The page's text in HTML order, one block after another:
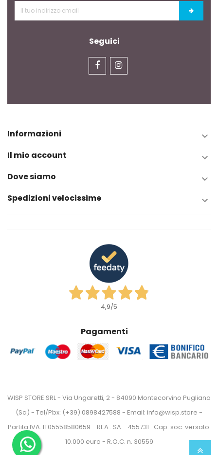
Seguici
Informazioni 
Il mio account 
Dove siamo 
Spedizioni velocissime 
4,9/5
Pagamenti
WISP STORE SRL - Via Ungaretti, 2 - 84090 Montecorvino Pugliano
(Sa) - Tel/Pbx: (+39) 0898427588 - Email: info@wisp.store -
Partita IVA: IT05558580659 - REA : SA - 455731- Cap. soc. versato:
10.000 euro - R.O.C. n. 30559